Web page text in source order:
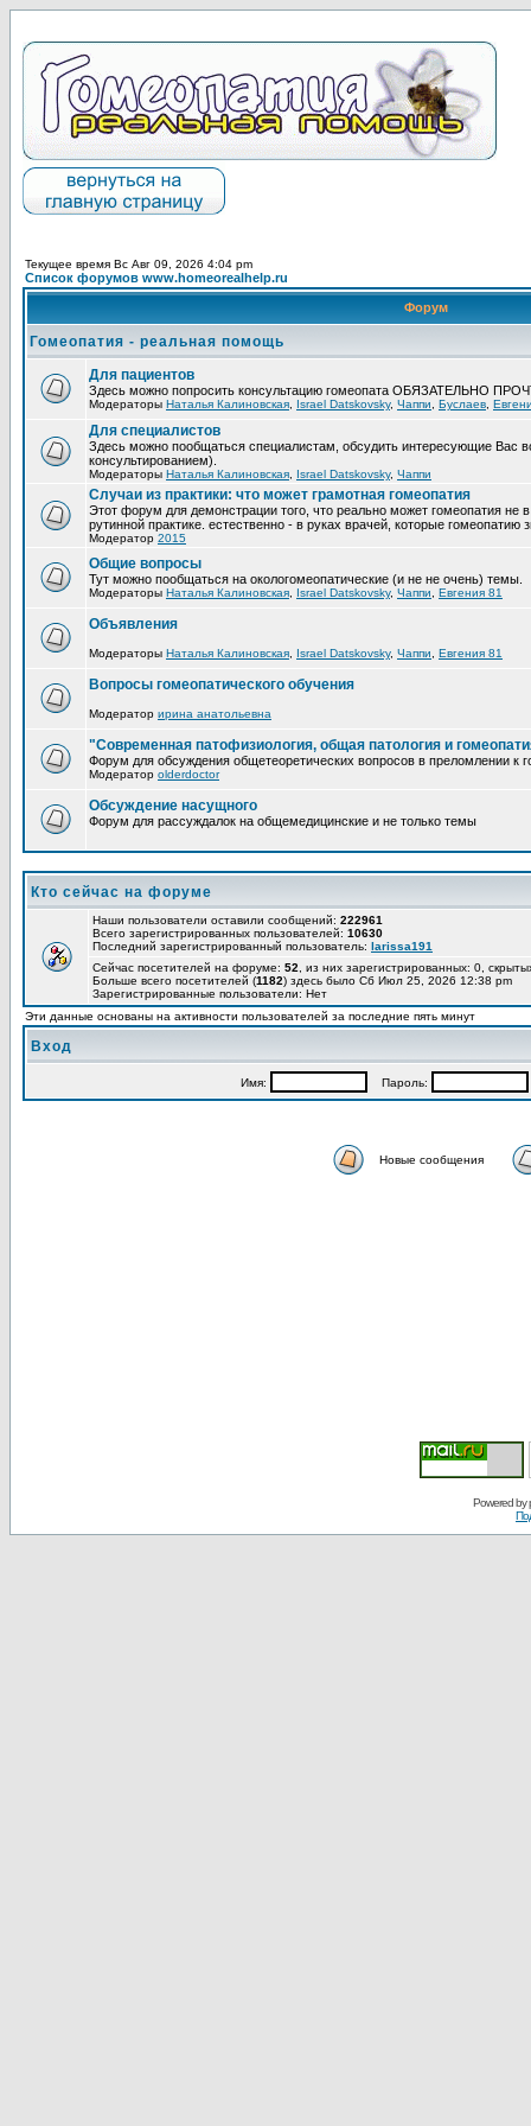
Текущее время Вс Авг 09, 2026 4:04 pm
Список форумов www.homeorealhelp.ru
Форум
Гомеопатия - реальная помощь
Для пациентов
Здесь можно попросить консультацию гомеопата ОБЯЗАТЕЛЬНО
Модераторы Наталья Калиновская Israel Datskovsky, Чаппи Буслаев
Для специалистов
Здесь можно пообщаться специалистам, обсудить интересующие Вас
консультированием).
Модераторы Наталья Калиновская Israel Datskovsky, Чаппи
Случаи из практики: что может грамотная гомеопатия
Этот форум для демонстрации того, что реально может гомеопатия не
рутинной практике. естественно - в руках врачей, которые гомеопатию
Модератор 2015
Общие вопросы
Тут можно пообщаться на окологомеопатические (и не не очень) темы.
Модераторы Наталья Калиновская Israel Datskovsky, Чаппи Евгения 81
Объявления
Модераторы Наталья Калиновская Israel Datskovsky, Чаппи Евгения 81
Вопросы гомеопатического обучения
Модератор ирина анатольевна
"Современная патофизиология, общая патология и
Форум для обсуждения общетеоретических вопросов в преломлении к
Модератор olderdoctor
Обсуждение насущного
Форум для рассуждалок на общемедицинские и не только темы
Кто сейчас на форуме
Наши пользователи оставили сообщений: 222961
Всего зарегистрированных пользователей: 10630
Последний зарегистрированный пользователь: larissa191
Сейчас посетителей на форуме: 52 , из них зарегистрированных: 0,
Больше всего посетителей (1182) здесь было Сб Июл 25, 2026 12:38 pm
Зарегистрированные пользователи: Нет
Эти данные основаны на активности пользователей за последние пять минут
Вход
Имя: Пароль:
Новые сообщения
Powered by